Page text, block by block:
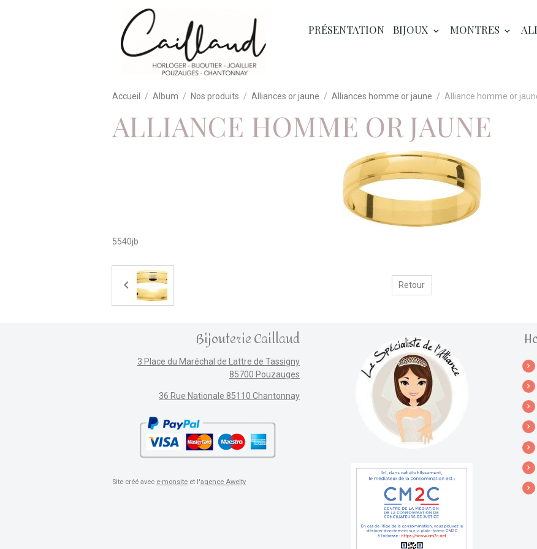
PRÉSENTATION BIJOUX MONTRES
Accueil Album Nos produits Alliances or jaune Alliances homme or jaune Alliance homme or
ALLIANCE HOMME OR JAUNE
5540jb
Retour
Bijouterie Caillaud
3 Place du Maréchal de Lattre de Tassigny
85700 Pouzauges
36 Rue Nationale 85110 Chantonnay
Site créé avec e-monsite et l'agence Awelty